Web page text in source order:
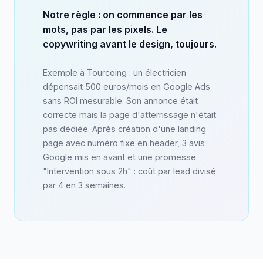
Notre règle : on commence par les
mots, pas par les pixels. Le
copywriting avant le design, toujours.
Exemple à Tourcoing : un électricien
dépensait 500 euros/mois en Google Ads
sans ROI mesurable. Son annonce était
correcte mais la page d'atterrissage n'était
pas dédiée. Après création d'une landing
page avec numéro fixe en header, 3 avis
Google mis en avant et une promesse
"Intervention sous 2h" : coût par lead divisé
par 4 en 3 semaines.